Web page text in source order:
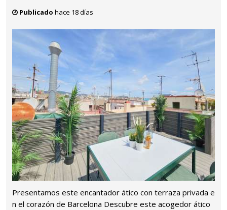
Publicado hace 18 días
Presentamos este encantador ático con terraza privada e
n el corazón de Barcelona Descubre este acogedor ático